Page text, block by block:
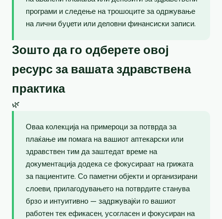
програми и следење на трошоците за одржување
на лични буџети или деловни финансиски записи.
Зошто да го одберете овој
ресурс за вашата здравствена
практика
🌿
Оваа колекција на примероци за потврда за
плаќање им помага на вашиот аптекарски или
здравствен тим да заштедат време на
документација додека се фокусираат на грижата
за пациентите. Со паметни објекти и организирани
слоеви, прилагодувањето на потврдите станува
брзо и интуитивно — задржувајќи го вашиот
работен тек ефикасен, усогласен и фокусиран на